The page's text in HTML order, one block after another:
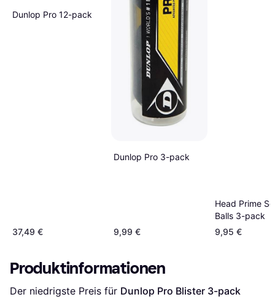
Dunlop Pro 12-pack
37,49 €
Dunlop Pro 3-pack
9,99 €
Head Prime
Balls 3-pack
9,95 €
Produktinformationen
Der niedrigste Preis für Dunlop Pro Blister 3-pack